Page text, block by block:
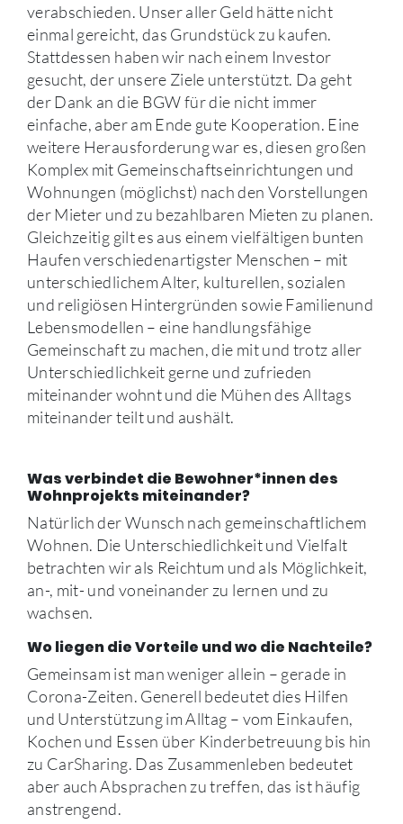
verabschieden. Unser aller Geld hätte nicht
einmal gereicht, das Grundstück zu kaufen.
Stattdessen haben wir nach einem Investor
gesucht, der unsere Ziele unterstützt. Da geht
der Dank an die BGW für die nicht immer
einfache, aber am Ende gute Kooperation. Eine
weitere Herausforderung war es, diesen großen
Komplex mit Gemeinschaftseinrichtungen und
Wohnungen (möglichst) nach den Vorstellungen
der Mieter und zu bezahlbaren Mieten zu planen.
Gleichzeitig gilt es aus einem vielfältigen bunten
Haufen verschiedenartigster Menschen – mit
unterschiedlichem Alter, kulturellen, sozialen
und religiösen Hintergründen sowie Familienund
Lebensmodellen – eine handlungsfähige
Gemeinschaft zu machen, die mit und trotz aller
Unterschiedlichkeit gerne und zufrieden
miteinander wohnt und die Mühen des Alltags
miteinander teilt und aushält.
Was verbindet die Bewohner*innen des
Wohnprojekts miteinander?
Natürlich der Wunsch nach gemeinschaftlichem
Wohnen. Die Unterschiedlichkeit und Vielfalt
betrachten wir als Reichtum und als Möglichkeit,
an-, mit- und voneinander zu lernen und zu
wachsen.
Wo liegen die Vorteile und wo die Nachteile?
Gemeinsam ist man weniger allein – gerade in
Corona-Zeiten. Generell bedeutet dies Hilfen
und Unterstützung im Alltag – vom Einkaufen,
Kochen und Essen über Kinderbetreuung bis hin
zu CarSharing. Das Zusammenleben bedeutet
aber auch Absprachen zu treffen, das ist häufig
anstrengend.